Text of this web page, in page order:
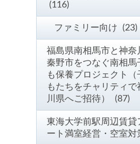
(116)
ファミリー向け (23)
福島県南相馬市と神奈
秦野市をつなぐ南相馬
も保養プロジェクト（
もたちをチャリティで
川県へご招待） (87)
東海大学前駅周辺賃貸
ート満室経営・空室対